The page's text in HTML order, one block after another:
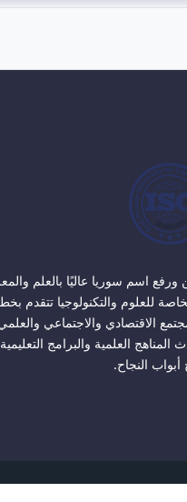
ورفع اسم سوريا عاليًا بالعلم
للعلوم والتكنولوجيا تتقدم
الاقتصادي والاجتماعي
العلمية والبرامج
أبواب النجاح.